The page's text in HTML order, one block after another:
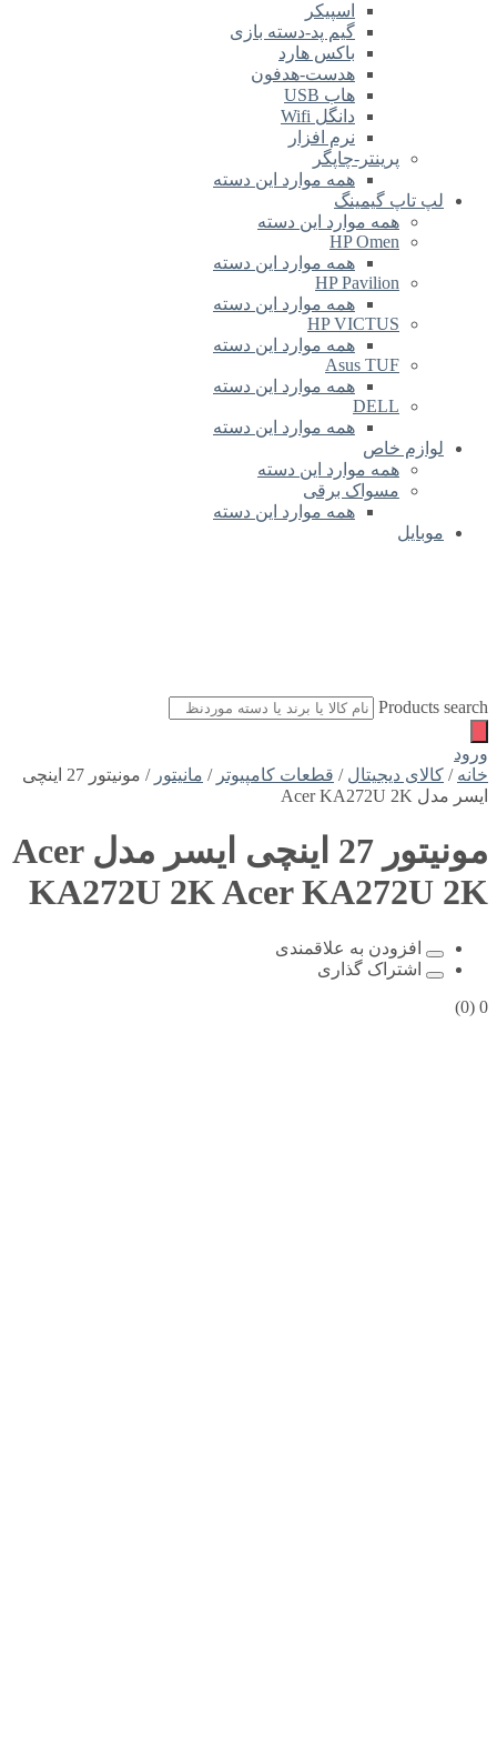
اسپیکر
گیم پد-دسته بازی
باکس هارد
هدست-هدفون
هاب USB
دانگل Wifi
نرم افزار
پرینتر-چاپگر
همه موارد این دسته
لپ تاپ گیمینگ
همه موارد این دسته
HP Omen
همه موارد این دسته
HP Pavilion
همه موارد این دسته
HP VICTUS
همه موارد این دسته
Asus TUF
همه موارد این دسته
DELL
همه موارد این دسته
لوازم خاص
همه موارد این دسته
مسواک برقی
همه موارد این دسته
موبایل
Products search
ورود
خانه / کالای دیجیتال / قطعات کامپیوتر / مانیتور
/ مونیتور 27 اینچی
ایسر مدل Acer KA272U 2K
مونیتور 27 اینچی ایسر مدل Acer
KA272U 2KAcer KA272U 2K
افزودن به علاقمندی
اشتراک گذاری
0
(0)